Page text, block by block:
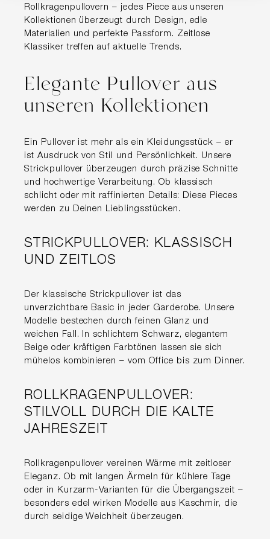
Rollkragenpullovern – jedes Piece aus unseren
Kollektionen überzeugt durch Design, edle
Materialien und perfekte Passform. Zeitlose
Klassiker treffen auf aktuelle Trends.
Elegante Pullover aus
unseren Kollektionen
Ein Pullover ist mehr als ein Kleidungsstück – er
ist Ausdruck von Stil und Persönlichkeit. Unsere
Strickpullover überzeugen durch präzise Schnitte
und hochwertige Verarbeitung. Ob klassisch
schlicht oder mit raffinierten Details: Diese Pieces
werden zu Deinen Lieblingsstücken.
STRICKPULLOVER: KLASSISCH
UND ZEITLOS
Der klassische Strickpullover ist das
unverzichtbare Basic in jeder Garderobe. Unsere
Modelle bestechen durch feinen Glanz und
weichen Fall. In schlichtem Schwarz, elegantem
Beige oder kräftigen Farbtönen lassen sie sich
mühelos kombinieren – vom Office bis zum Dinner.
ROLLKRAGENPULLOVER:
STILVOLL DURCH DIE KALTE
JAHRESZEIT
Rollkragenpullover vereinen Wärme mit zeitloser
Eleganz. Ob mit langen Ärmeln für kühlere Tage
oder in Kurzarm-Varianten für die Übergangszeit –
besonders edel wirken Modelle aus Kaschmir, die
durch seidige Weichheit überzeugen.